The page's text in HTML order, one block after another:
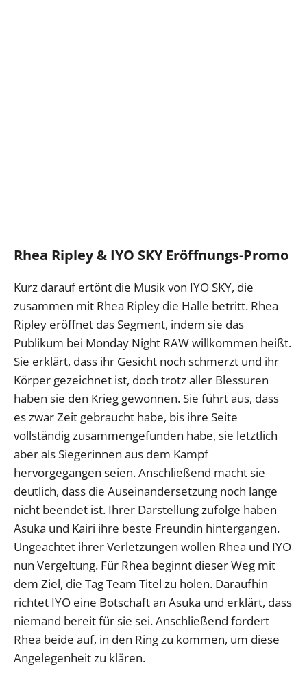
Rhea Ripley & IYO SKY Eröffnungs-Promo
Kurz darauf ertönt die Musik von IYO SKY, die
zusammen mit Rhea Ripley die Halle betritt. Rhea
Ripley eröffnet das Segment, indem sie das
Publikum bei Monday Night RAW willkommen heißt.
Sie erklärt, dass ihr Gesicht noch schmerzt und ihr
Körper gezeichnet ist, doch trotz aller Blessuren
haben sie den Krieg gewonnen. Sie führt aus, dass
es zwar Zeit gebraucht habe, bis ihre Seite
vollständig zusammengefunden habe, sie letztlich
aber als Siegerinnen aus dem Kampf
hervorgegangen seien. Anschließend macht sie
deutlich, dass die Auseinandersetzung noch lange
nicht beendet ist. Ihrer Darstellung zufolge haben
Asuka und Kairi ihre beste Freundin hintergangen.
Ungeachtet ihrer Verletzungen wollen Rhea und IYO
nun Vergeltung. Für Rhea beginnt dieser Weg mit
dem Ziel, die Tag Team Titel zu holen. Daraufhin
richtet IYO eine Botschaft an Asuka und erklärt, dass
niemand bereit für sie sei. Anschließend fordert
Rhea beide auf, in den Ring zu kommen, um diese
Angelegenheit zu klären.